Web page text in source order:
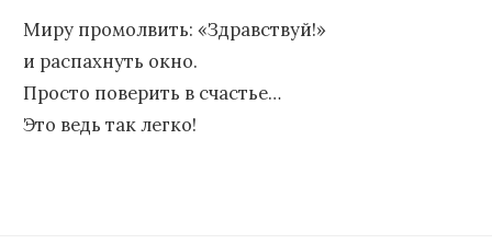
Миру промолвить: «Здравствуй!»
и распахнуть окно.
Просто поверить в счастье…
Это ведь так легко!